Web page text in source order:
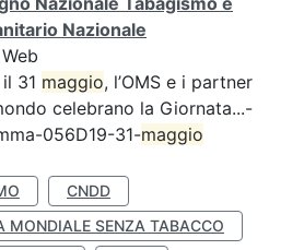
Nazionale
31 maggio, l’OMS e i partner
celebrano la Giornata...-
056D19-31-maggio
CNDD
MONDIALE SENZA TABACCO